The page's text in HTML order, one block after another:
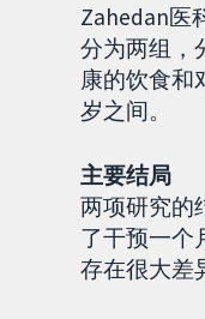
Zahedan医
分为两组，
康的饮食和
岁之间。
主要结局
两项研究的
了干预一个
存在很大差